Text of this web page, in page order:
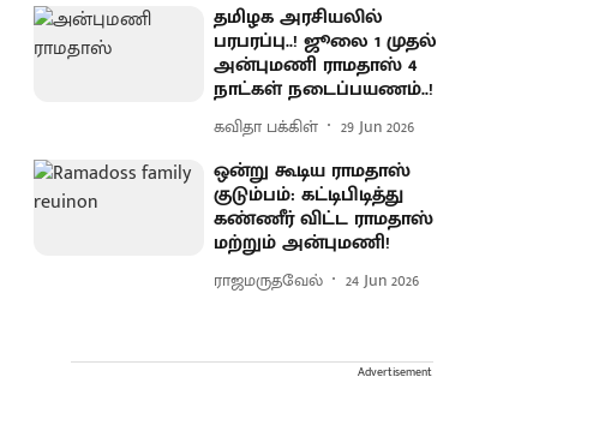
தமிழக அரசியலில்
பரபரப்பு..! ஜூலை 1 முதல்
அன்புமணி ராமதாஸ் 4
நாட்கள் நடைப்பயணம்..!
கவிதா பக்கிள் 29 Jun 2026
ஒன்று கூடிய ராமதாஸ்
குடும்பம்: கட்டிபிடித்து
கண்ணீர் விட்ட ராமதாஸ்
மற்றும் அன்புமணி!
ராஜமருதவேல் 24 Jun 2026
Advertisement